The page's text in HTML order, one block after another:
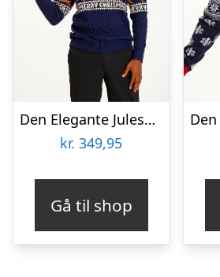
Den Elegante Julesweater Blå – herre / mænd.
kr. 349,95
Gå til shop